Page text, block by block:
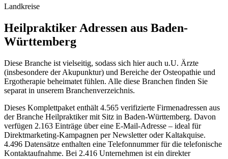
Landkreise
Heilpraktiker Adressen aus Baden-
Württemberg
Diese Branche ist vielseitig, sodass sich hier auch u.U. Ärzte
(insbesondere der Akupunktur) und Bereiche der Osteopathie und
Ergotherapie beheimatet fühlen. Alle diese Branchen finden Sie
separat in unserem Branchenverzeichnis.
Dieses Komplettpaket enthält 4.565 verifizierte Firmenadressen aus
der Branche Heilpraktikermit Sitz in Baden-Württemberg. Davon
verfügen 2.163 Einträge über eine E-Mail-Adresse – ideal für
Direktmarketing-Kampagnen per Newsletter oder Kaltakquise.
4.496 Datensätze enthalten eine Telefonnummer für die telefonische
Kontaktaufnahme. Bei 2.416 Unternehmen ist ein direkter